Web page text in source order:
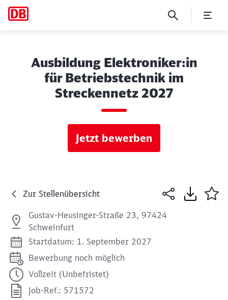
Ausbildung Elektroniker:in
für Betriebstechnik im
Streckennetz 2027
Jetzt bewerben
Zur Stellenübersicht
Gustav-Heusinger-Straße 23, 97424
Schweinfurt
Startdatum: 1. September 2027
Bewerbung noch möglich
Vollzeit (Unbefristet)
Job-Ref.: 571572